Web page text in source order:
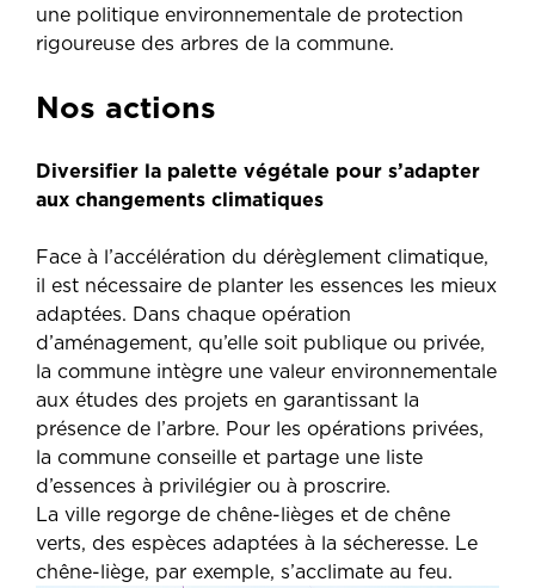
une politique environnementale de protection
rigoureuse des arbres de la commune.
Nos actions
Diversifier la palette végétale pour s’adapter
aux changements climatiques
Face à l’accélération du dérèglement climatique,
il est nécessaire de planter les essences les mieux
adaptées. Dans chaque opération
d’aménagement, qu’elle soit publique ou privée,
la commune intègre une valeur environnementale
aux études des projets en garantissant la
présence de l’arbre. Pour les opérations privées,
la commune conseille et partage une liste
d’essences à privilégier ou à proscrire.
La ville regorge de chêne-lièges et de chêne
verts, des espèces adaptées à la sécheresse. Le
chêne-liège, par exemple, s’acclimate au feu.